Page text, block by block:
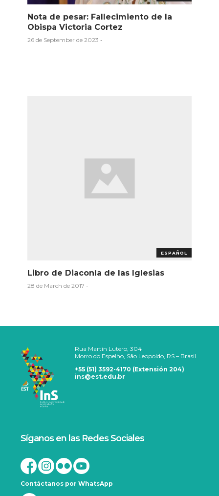
Nota de pesar: Fallecimiento de la
Obispa Victoria Cortez
26 de September de 2023 -
ESPAÑOL
Libro de Diaconía de las Iglesias
28 de March de 2017 -
Rua Martin Lutero, 304
Morro do Espelho, São Leopoldo, RS – Brasil
+55 (51) 3592-4170 (Extensión 204)
ins@est.edu.br
Síganos en las Redes Sociales
Contáctanos por WhatsApp